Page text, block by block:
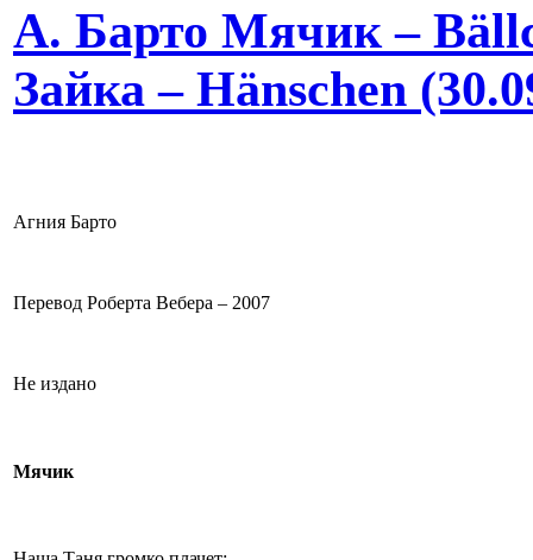
А. Барто Мячик –
Зайка – Hänschen
Агния Барто
Перевод Роберта Вебера – 2007
Не издано
Мячик